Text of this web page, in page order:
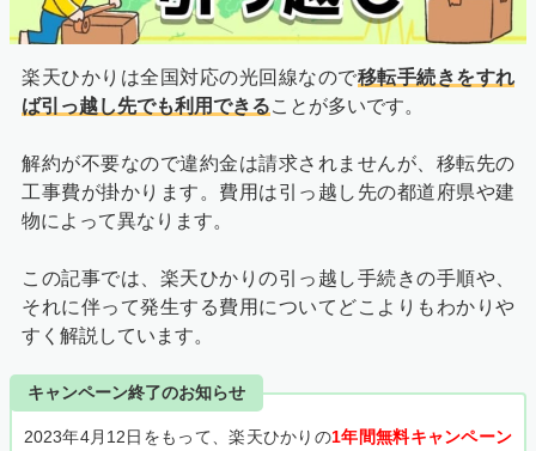
楽天ひかりは全国対応の光回線なので移転手続きをすれ
ば引っ越し先でも利用できることが多いです。
解約が不要なので違約金は請求されませんが、移転先の
工事費が掛かります。費用は引っ越し先の都道府県や建
物によって異なります。
この記事では、楽天ひかりの引っ越し手続きの手順や、
それに伴って発生する費用についてどこよりもわかりや
すく解説しています。
キャンペーン終了のお知らせ
2023年4月12日をもって、楽天ひかりの1年間無料キャンペーン